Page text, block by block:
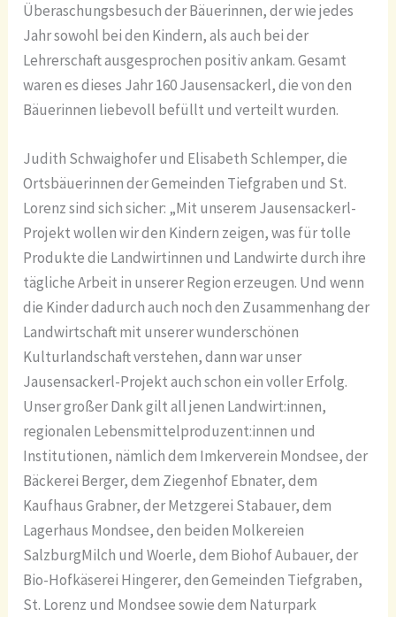
Überaschungsbesuch der Bäuerinnen, der wie jedes
Jahr sowohl bei den Kindern, als auch bei der
Lehrerschaft ausgesprochen positiv ankam. Gesamt
waren es dieses Jahr 160 Jausensackerl, die von den
Bäuerinnen liebevoll befüllt und verteilt wurden.
Judith Schwaighofer und Elisabeth Schlemper, die
Ortsbäuerinnen der Gemeinden Tiefgraben und St.
Lorenz sind sich sicher: „Mit unserem Jausensackerl-
Projekt wollen wir den Kindern zeigen, was für tolle
Produkte die Landwirtinnen und Landwirte durch ihre
tägliche Arbeit in unserer Region erzeugen. Und wenn
die Kinder dadurch auch noch den Zusammenhang der
Landwirtschaft mit unserer wunderschönen
Kulturlandschaft verstehen, dann war unser
Jausensackerl-Projekt auch schon ein voller Erfolg.
Unser großer Dank gilt all jenen Landwirt:innen,
regionalen Lebensmittelproduzent:innen und
Institutionen, nämlich dem Imkerverein Mondsee, der
Bäckerei Berger, dem Ziegenhof Ebnater, dem
Kaufhaus Grabner, der Metzgerei Stabauer, dem
Lagerhaus Mondsee, den beiden Molkereien
SalzburgMilch und Woerle, dem Biohof Aubauer, der
Bio-Hofkäserei Hingerer, den Gemeinden Tiefgraben,
St. Lorenz und Mondsee sowie dem Naturpark